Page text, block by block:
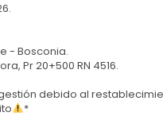
- Bosconia.
Pr 20+500 RN 4516.
debido al
*